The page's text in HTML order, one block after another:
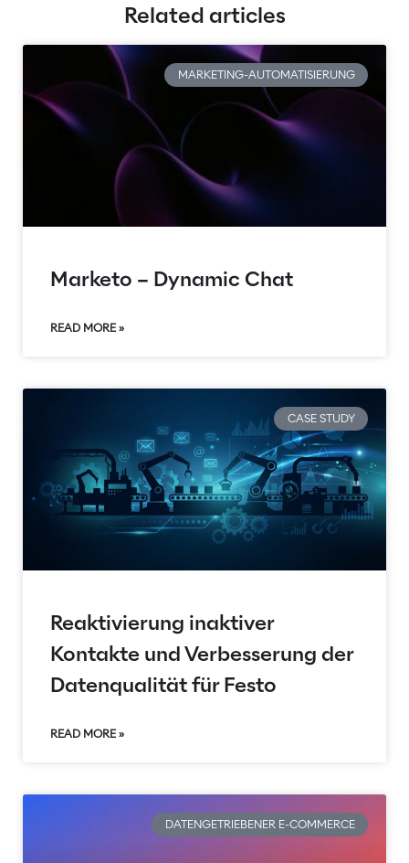
Related articles
MARKETING-AUTOMATISIERUNG
Marketo – Dynamic Chat
READ MORE »
CASE STUDY
Reaktivierung inaktiver
Kontakte und Verbesserung der
Datenqualität für Festo
READ MORE »
DATENGETRIEBENER E-COMMERCE